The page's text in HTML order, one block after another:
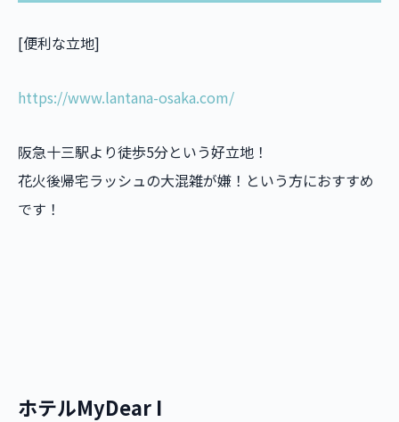
[便利な立地]
https://www.lantana-osaka.com/
阪急十三駅より徒歩5分という好立地！
花火後帰宅ラッシュの大混雑が嫌！という方におすすめ
です！
ホテルMyDear I